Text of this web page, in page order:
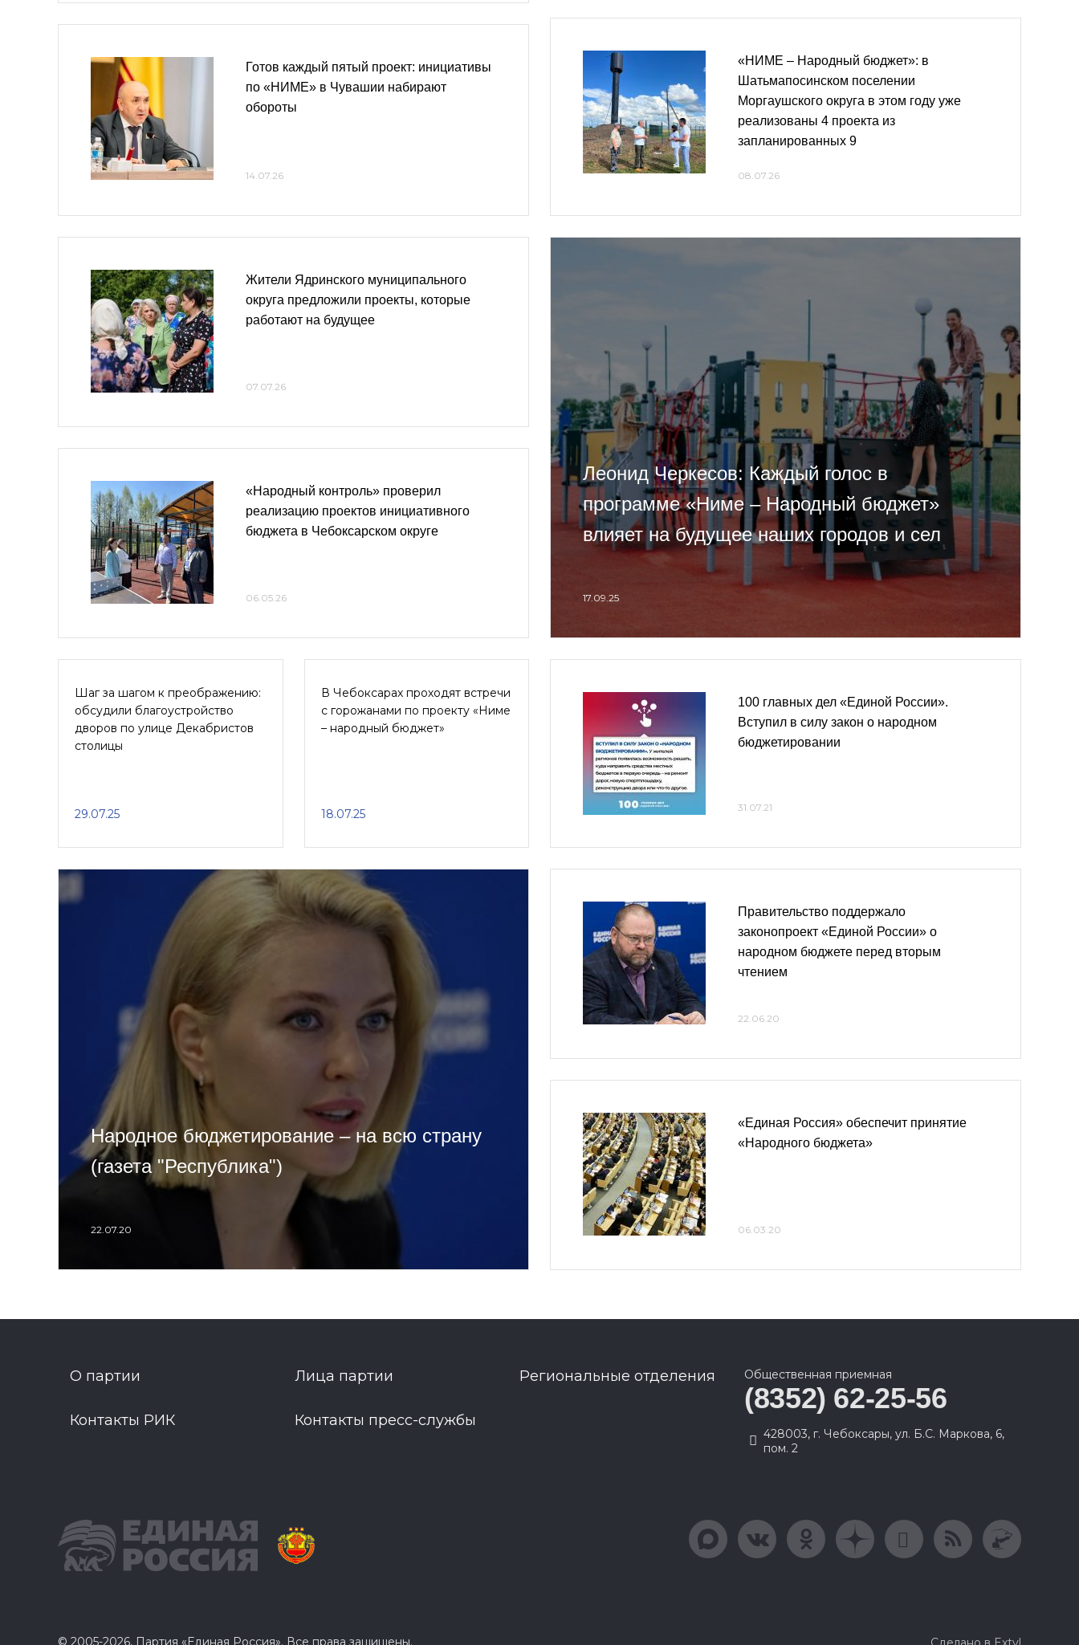
Готов каждый пятый проект: инициативы
по «НИМЕ» в Чувашии набирают
обороты
14.07.26
«НИМЕ – Народный бюджет»: в
Шатьмапосинском поселении
Моргаушского округа в этом году уже
реализованы 4 проекта из
запланированных 9
08.07.26
Жители Ядринского муниципального
округа предложили проекты, которые
работают на будущее
07.07.26
«Народный контроль» проверил
реализацию проектов инициативного
бюджета в Чебоксарском округе
06.05.26
Леонид Черкесов: Каждый голос в
программе «Ниме – Народный бюджет»
влияет на будущее наших городов и сел
17.09.25
Шаг за шагом к преображению:
обсудили благоустройство
дворов по улице Декабристов
столицы
29.07.25
В Чебоксарах проходят встречи
с горожанами по проекту «Ниме
– народный бюджет»
18.07.25
100 главных дел «Единой России».
Вступил в силу закон о народном
бюджетировании
31.07.21
Народное бюджетирование – на всю страну
(газета "Республика")
22.07.20
Правительство поддержало
законопроект «Единой России» о
народном бюджете перед вторым
чтением
22.06.20
«Единая Россия» обеспечит принятие
«Народного бюджета»
06.03.20
О партии Лица партии Региональные отделения
Контакты РИК Контакты пресс-службы
Общественная приемная
(8352) 62-25-56
428003, г. Чебоксары, ул. Б.С. Маркова, 6,
пом. 2
© 2005-2026, Партия «Единая Россия». Все права защищены.